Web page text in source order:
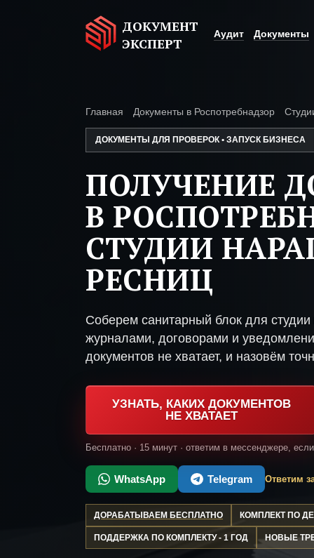
ДОКУМЕНТ
ЭКСПЕРТ
Аудит Документы
Главная Документы в Роспотребнадзор
ДОКУМЕНТЫ ДЛЯ ПРОВЕРОК • ЗАПУСК БИЗНЕСА
ПОЛУЧЕНИЕ
В
СТУДИИ
РЕСНИЦ
Соберем санитарный блок для
журналами, договорами и
документов не хватает, и назовём
УЗНАТЬ, КАКИХ ДОКУМЕНТОВ
НЕ ХВАТАЕТ
Бесплатно · 15 минут · ответим в мессенджере,
WhatsApp Telegram Ответим
ДОРАБАТЫВАЕМ БЕСПЛАТНО КОМПЛЕКТ ПО
ПОДДЕРЖКА ПО КОМПЛЕКТУ - 1 ГОД НОВЫЕ